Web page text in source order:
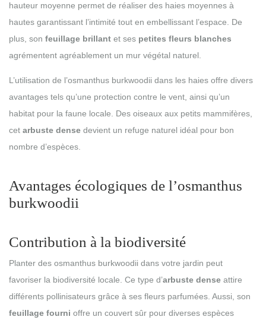
hauteur moyenne permet de réaliser des haies moyennes à
hautes garantissant l’intimité tout en embellissant l’espace. De
plus, son feuillage brillant et ses petites fleurs blanches
agrémentent agréablement un mur végétal naturel.
L’utilisation de l’osmanthus burkwoodii dans les haies offre divers
avantages tels qu’une protection contre le vent, ainsi qu’un
habitat pour la faune locale. Des oiseaux aux petits mammifères,
cet arbuste dense devient un refuge naturel idéal pour bon
nombre d’espèces.
Avantages écologiques de l’osmanthus
burkwoodii
Contribution à la biodiversité
Planter des osmanthus burkwoodii dans votre jardin peut
favoriser la biodiversité locale. Ce type d’arbuste dense attire
différents pollinisateurs grâce à ses fleurs parfumées. Aussi, son
feuillage fourni offre un couvert sûr pour diverses espèces